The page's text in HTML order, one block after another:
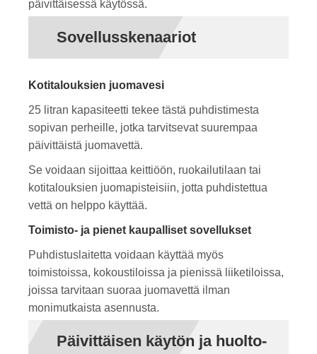
päivittäisessä käytössä.
Sovellusskenaariot
Kotitalouksien juomavesi
25 litran kapasiteetti tekee tästä puhdistimesta
sopivan perheille, jotka tarvitsevat suurempaa
päivittäistä juomavettä.
Se voidaan sijoittaa keittiöön, ruokailutilaan tai
kotitalouksien juomapisteisiin, jotta puhdistettua
vettä on helppo käyttää.
Toimisto- ja pienet kaupalliset sovellukset
Puhdistuslaitetta voidaan käyttää myös
toimistoissa, kokoustiloissa ja pienissä liiketiloissa,
joissa tarvitaan suoraa juomavettä ilman
monimutkaista asennusta.
Päivittäisen käytön ja huolto-